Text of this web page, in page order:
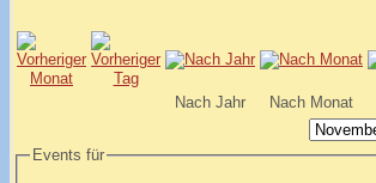
Nach Jahr Nach Monat
Events für